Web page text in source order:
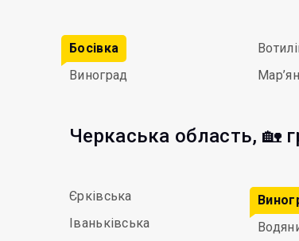
Босівка
Виноград
Черкаська область, 🏡
Єрківська
Іваньківська